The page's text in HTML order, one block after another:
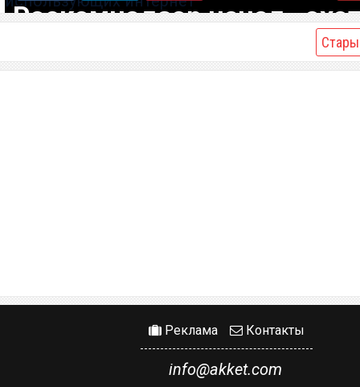
Роскомнадзор начал
россиян, использующих
интернет
Реклама Контакты
info@akket.com